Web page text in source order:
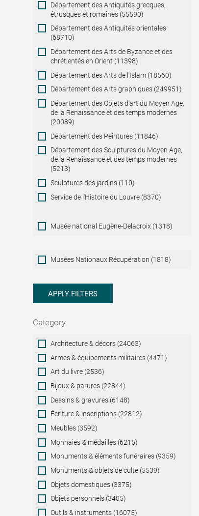
Département des Antiquités grecques,
étrusques et romaines (55590)
Département des Antiquités orientales
(68710)
Département des Arts de Byzance et des
chrétientés en Orient (11398)
Département des Arts de l'Islam (18560)
Département des Arts graphiques (249951)
Département des Objets d'art du Moyen Age,
de la Renaissance et des temps modernes
(20089)
Département des Peintures (11846)
Département des Sculptures du Moyen Age,
de la Renaissance et des temps modernes
(5213)
Sculptures des jardins (110)
Service de l'Histoire du Louvre (8370)
Musée national Eugène-Delacroix (1318)
Musées
Nationaux
Musées Nationaux Récupération (1818)
APPLY FILTERS
Category
Category
Architecture & décors (24063)
Armes & équipements militaires (4471)
Art du livre (2536)
Bijoux & parures (22844)
Dessins & gravures (6148)
Écriture & inscriptions (22812)
Meubles (3592)
Monnaies & médailles (6215)
Monuments & éléments funéraires (9359)
Monuments & objets de culte (5539)
Objets domestiques (3375)
Objets personnels (3405)
Outils & instruments (16075)